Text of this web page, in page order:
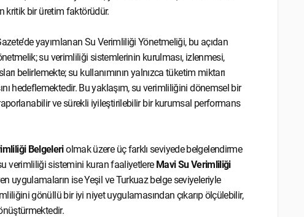
kritik bir üretim faktörüdür.
yayımlanan Su Verimliliği Yönetmeliği, bu açıdan
su verimliliği sistemlerinin kurulması, izlenmesi,
belirlemekte; su kullanımının yalnızca tüketim miktarı
hedeflemektedir. Bu yaklaşım, su verimliliğini dönemsel bir
ve sürekli iyileştirilebilir bir kurumsal performans
Belgeleriolmak üzere üç farklı seviyede belgelendirme
verimliliği sistemini kuran faaliyetlere Mavi Su Verimliliği
uygulamaların ise Yeşil ve Turkuaz belge seviyeleriyle
gönüllü bir iyi niyet uygulamasından çıkarıp ölçülebilir,